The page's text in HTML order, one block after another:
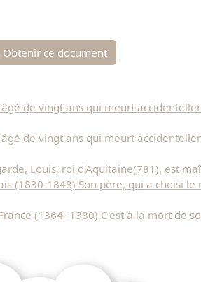
Obtenir ce document
de vingt ans qui meurt
de vingt ans qui meurt
Louis, roi d'Aquitaine(781), est
(1830-1848) Son père, qui a choisi
(1364 -1380) C'est à la mort de